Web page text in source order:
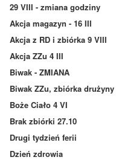
29 VIII - zmiana godziny
Akcja magazyn - 16 III
Akcja z RD i zbiórka 9 VIII
Akcja ZZu 4 III
Biwak - ZMIANA
Biwak ZZu, zbiórka drużyny
Boże Ciało 4 VI
Brak zbiórki 27.10
Drugi tydzień ferii
Dzień zdrowia